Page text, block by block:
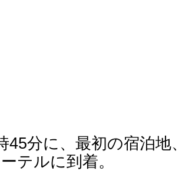
45分に、最初の宿泊
テルに到着。